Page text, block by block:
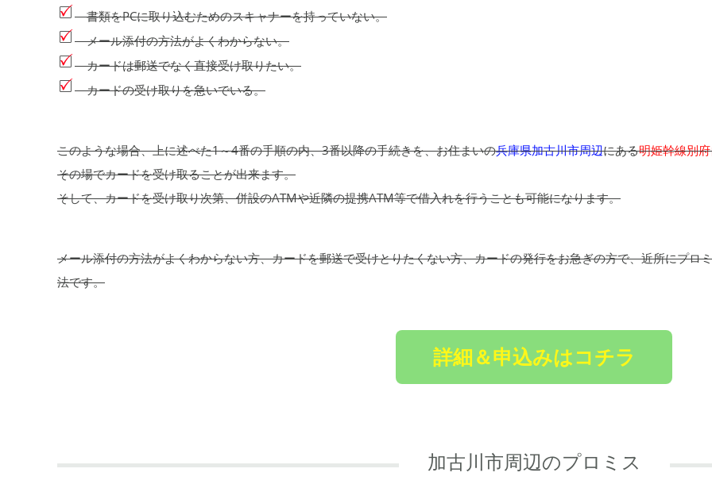
書類をPCに取り込むためのスキャナーを持っていない。
メール添付の方法がよくわからない。
カードは郵送でなく直接受け取りたい。
カードの受け取りを急いでいる。
このような場合、上に述べた1～4番の手順の内、3番以降の手続きを、お住まいの兵庫県加古川市周辺にある明姫幹線別
その場でカードを受け取ることが出来ます。
そして、カードを受け取り次第、併設のATMや近隣の提携ATM等で借入れを行うことも可能になります。
メール添付の方法がよくわからない方、カードを郵送で受けとりたくない方、カードの発行をお急ぎの方で、近所にプロ
法です。
詳細＆申込みはコチラ
加古川市周辺のプロミス